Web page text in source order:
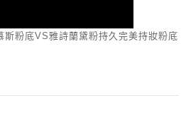
粉底VS雅詩蘭黛粉持久完美持妝粉底